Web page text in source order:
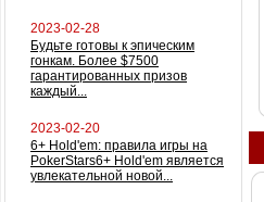
2023-02-28
Будьте готовы к эпическим
гонкам. Более $7500
гарантированных призов
каждый...
2023-02-20
6+ Hold'em: правила игры на
PokerStars6+ Hold'em является
увлекательной новой...